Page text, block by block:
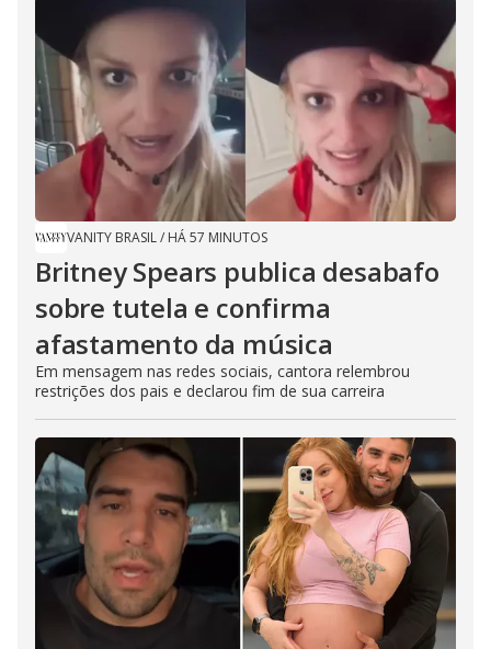
VANITY BRASIL/ HÁ 57 MINUTOS
Britney Spears publica desabafo
sobre tutela e confirma
afastamento da música
Em mensagem nas redes sociais, cantora relembrou
restrições dos pais e declarou fim de sua carreira